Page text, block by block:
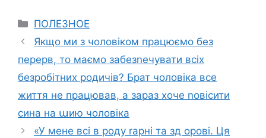
Categories
ПОЛЕЗНОЕ
Якщо ми з чоловіком працюємо без
перерв, то маємо забезnечувати всіх
безробітних родичів? Брат чоловіка все
життя не працював, а зараз хоче nовісити
сина на աию чоловіка
«У мене всі в роду rарні та зд орові. Ця